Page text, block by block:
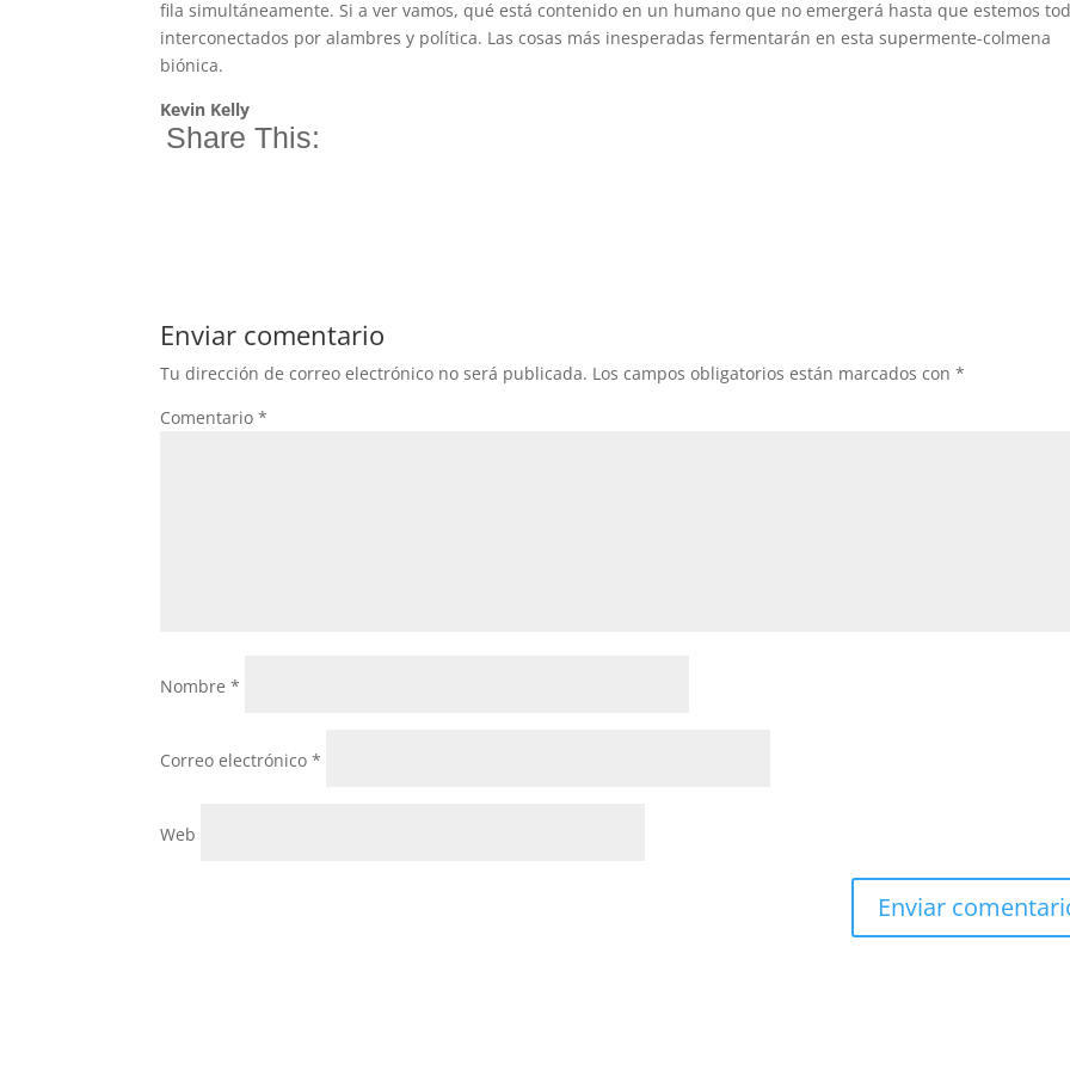
fila simultáneamente. Si a ver vamos, qué está contenido en un humano que no emergerá hasta que estemos
interconectados por alambres y política. Las cosas más inesperadas fermentarán en esta supermente-colmena
biónica.
Kevin Kelly
Share This:
Enviar comentario
Tu dirección de correo electrónico no será publicada. Los campos obligatorios están marcados con*
Comentario*
Nombre*
Correo electrónico*
Web